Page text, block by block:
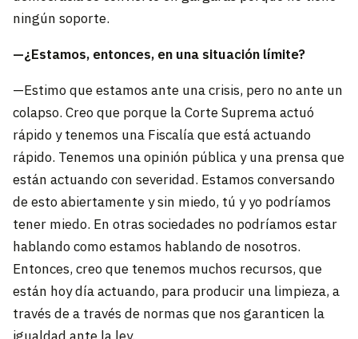
ningún soporte.
—¿Estamos, entonces, en una situación límite?
—Estimo que estamos ante una crisis, pero no ante un
colapso. Creo que porque la Corte Suprema actuó
rápido y tenemos una Fiscalía que está actuando
rápido. Tenemos una opinión pública y una prensa que
están actuando con severidad. Estamos conversando
de esto abiertamente y sin miedo, tú y yo podríamos
tener miedo. En otras sociedades no podríamos estar
hablando como estamos hablando de nosotros.
Entonces, creo que tenemos muchos recursos, que
están hoy día actuando, para producir una limpieza, a
través de a través de normas que nos garanticen la